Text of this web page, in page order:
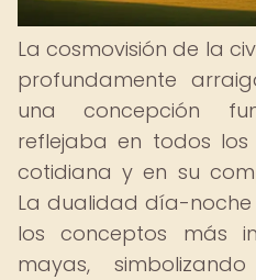
La cosmovisión de la
profundamente
una concepción
reflejaba en todos
cotidiana y en su
La dualidad día-
los conceptos más
mayas,